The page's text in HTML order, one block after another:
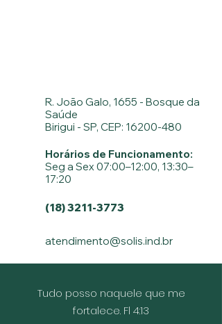
R. João Galo, 1655 - Bosque da
Saúde
Birigui - SP, CEP: 16200-480
Horários de Funcionamento:
Seg a Sex 07:00–12:00, 13:30–
17:20
(18) 3211-3773
atendimento@solis.ind.br
Tudo posso naquele que me
fortalece. Fl 4:13